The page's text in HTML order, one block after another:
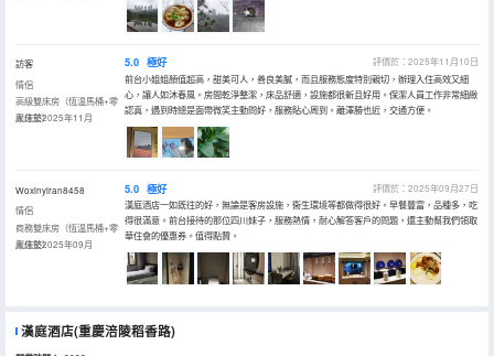
訪客
情侶
高級雙床房（恆温馬桶+零
壓床墊）
入住於2025年11月
5.0 極好
評價於：2025年11月10日
前台小姐姐顏值超高，甜美可人，善良美膩，而且服務態度特別親切，辦理入住高效又細
心，讓人如沐春風。房間乾淨整潔，床品舒適，設施都很新且好用。保潔人員工作非常細緻
認真，遇到時總是面帶微笑主動問好，服務貼心周到。離澤勝也近，交通方便。
Woxinyiran8458
情侶
商務雙床房（恆温馬桶+零
壓床墊）
入住於2025年09月
5.0 極好
評價於：2025年09月27日
漢庭酒店一如既往的好，無論是客房設施，衞生環境等都做得很好。早餐豐富，品種多，吃
得很滿意。前台接待的那位四川妹子，服務熱情，耐心解答客戶的問題，還主動幫我們領取
華住會的優惠券。值得點贊。
漢庭酒店(重慶涪陵稻香路)